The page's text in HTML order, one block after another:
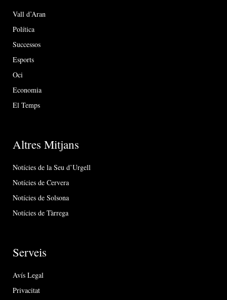
Vall d’Aran
Política
Successos
Esports
Oci
Economia
El Temps
Altres Mitjans
Notícies de la Seu d’Urgell
Notícies de Cervera
Notícies de Solsona
Notícies de Tàrrega
Serveis
Avís Legal
Privacitat